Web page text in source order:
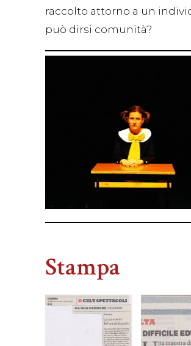
raccolto attorno a un
può dirsi comunità?
Stampa